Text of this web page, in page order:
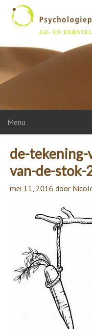
Menu
de-
van-de-stok-
mei 11, 2016 door